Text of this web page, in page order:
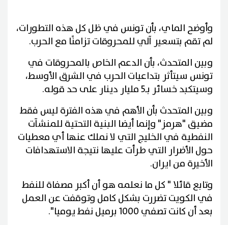
وأوضح الماي، بأن تونس في ظل كل هذه التطورات،
لم تقم بتسعير آلي للمحروقات تزامنًا مع الحرب.
وبين المتحدث، بأن الدعم الخاص بالمحروقات في
تونس سيتأثر بتداعيات الحرب في الشرق الأوسط،
وسيتكبد خسائر بـ5 مليار دينار على حد قوله.
وبين المتحدث بأن الأهم في هذه الفترة ليس فقط
مضيق "هرمز" وإنما أيضا البنية التحتية للمنشآت
النفطية في الخليج التي لا نملك عنها أي معطيات
حول الأضرار التي طرأت عليها نتيجة الاستهدافات
الأخيرة من ايران.
وتابع قائلا " كل ما نعلمه هو أن أكبر مصفاة للنفط
في الكويت تضررت بشكل كامل وتوقفت عن العمل
بعد أن كانت تصفي 1000 برميل نفط يوميا".